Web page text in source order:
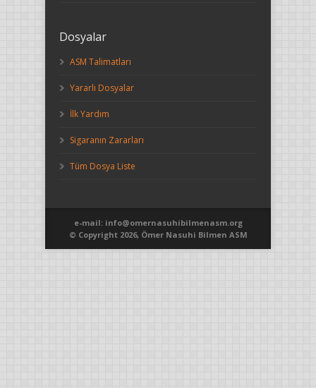
Dosyalar
ASM Talimatları
Yararlı Dosyalar
İlk Yardım
Sigaranın Zararları
Tüm Dosya Liste
e-mail: info@omernasuhibilmenasm.org
© Copyright 2026, Ömer Nasuhi Bilmen ASM